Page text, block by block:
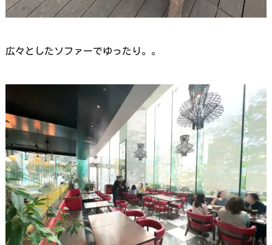
広々としたソファーでゆったり。。